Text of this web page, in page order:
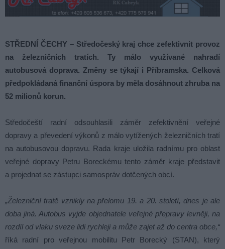
STŘEDNÍ ČECHY – Středočeský kraj chce zefektivnit provoz
na železničních tratích. Ty málo využívané nahradí
autobusová doprava. Změny se týkají i Příbramska. Celková
předpokládaná finanční úspora by měla dosáhnout zhruba na
52 milionů korun.
Středočeští radní odsouhlasili záměr zefektivnění veřejné
dopravy a převedení výkonů z málo vytížených železničních tratí
na autobusovou dopravu. Rada kraje uložila radnímu pro oblast
veřejné dopravy Petru Boreckému tento záměr kraje představit
a projednat se zástupci samospráv dotčených obcí.
„Železniční tratě vznikly na přelomu 19. a 20. století, dnes je ale
doba jiná. Autobus vyjde objednatele veřejné přepravy levněji, na
rozdíl od vlaku sveze lidi rychleji a může zajet až do centra obce,“
říká radní pro veřejnou mobilitu Petr Borecký (STAN), který